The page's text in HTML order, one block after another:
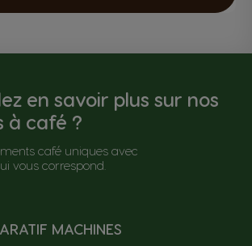
en savoir plus sur nos
à café ?
café uniques avec
vous correspond.
MACHINES